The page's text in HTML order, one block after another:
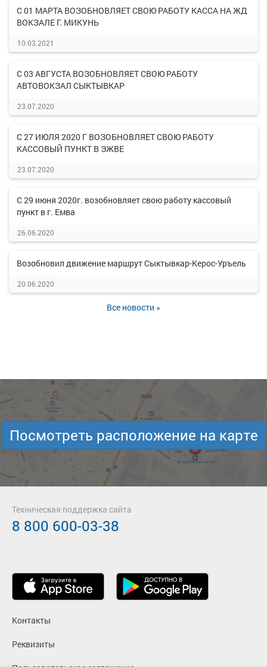
С 01 МАРТА ВОЗОБНОВЛЯЕТ СВОЮ РАБОТУ КАССА НА ЖД
ВОКЗАЛЕ Г. МИКУНЬ
10.03.2021
С 03 АВГУСТА ВОЗОБНОВЛЯЕТ СВОЮ РАБОТУ
АВТОВОКЗАЛ СЫКТЫВКАР
23.07.2020
С 27 ИЮЛЯ 2020 Г ВОЗОБНОВЛЯЕТ СВОЮ РАБОТУ
КАССОВЫЙ ПУНКТ В ЭЖВЕ
23.07.2020
С 29 июня 2020г. возобновляет свою работу кассовый
пункт в г. Емва
26.06.2020
Возобновил движение маршрут Сыктывкар-Керос-Уръель
20.06.2020
Все новости »
Посмотреть расположение на карте
Контакты
Реквизиты
Техническая поддержка сайта
8 800 600-03-38